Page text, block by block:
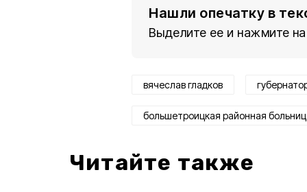
Нашли опечатку в
Выделите ее и нажмите на
вячеслав гладков
большетроицкая районная
Читайте также